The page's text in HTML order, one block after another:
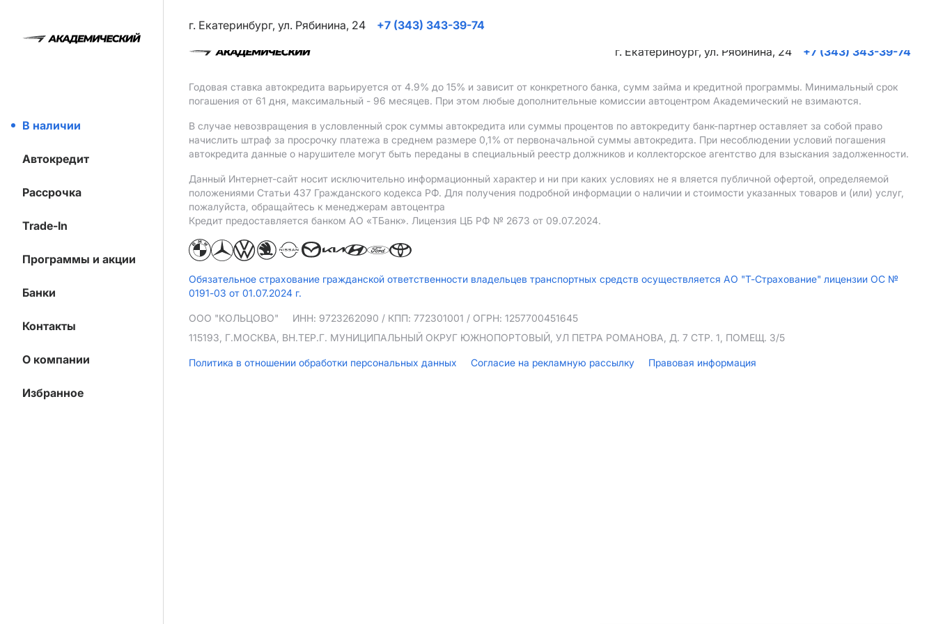
В наличии
Автокредит
Рассрочка
Trade-In
Программы и акции
Банки
Контакты
О компании
Избранное
г. Екатеринбург, ул. Рябинина, 24
+7 (343) 343-39-74
г. Екатеринбург, ул. Рябинина, 24
+7 (343) 343-39-74
Годовая ставка автокредита варьируется от 4.9% до 15% и зависит от конкретного банка, сумм займа и кредитной программы. Минимальный срок
погашения от 61 дня, максимальный - 96 месяцев. При этом любые дополнительные комиссии автоцентром Академический не взимаются.
В случае невозвращения в условленный срок суммы автокредита или суммы процентов по автокредиту банк-партнер оставляет за собой право
начислить штраф за просрочку платежа в среднем размере 0,1% от первоначальной суммы автокредита. При несоблюдении условий погашения
автокредита данные о нарушителе могут быть переданы в специальный реестр должников и коллекторское агентство для взыскания задолженности.
Данный Интернет-сайт носит исключительно информационный характер и ни при каких условиях не я вляется публичной офертой, определяемой
положениями Статьи 437 Гражданского кодекса РФ. Для получения подробной информации о наличии и стоимости указанных товаров и (или) услуг,
пожалуйста, обращайтесь к менеджерам автоцентра
Кредит предоставляется банком АO «ТБанк». Лицензия ЦБ РФ № 2673 от 09.07.2024.
Обязательное страхование гражданской ответственности владельцев транспортных средств осуществляется АО "Т-Страхование" лицензии ОС №
0191-03 от 01.07.2024 г.
ООО "КОЛЬЦОВО" ИНН: 9723262090 / КПП: 772301001 / ОГРН: 1257700451645
115193, Г.МОСКВА, ВН.ТЕР.Г. МУНИЦИПАЛЬНЫЙ ОКРУГ ЮЖНОПОРТОВЫЙ, УЛ ПЕТРА РОМАНОВА, Д. 7 СТР. 1, ПОМЕЩ. 3/5
Политика в отношении обработки персональных данных Согласие на рекламную рассылку Правовая информация